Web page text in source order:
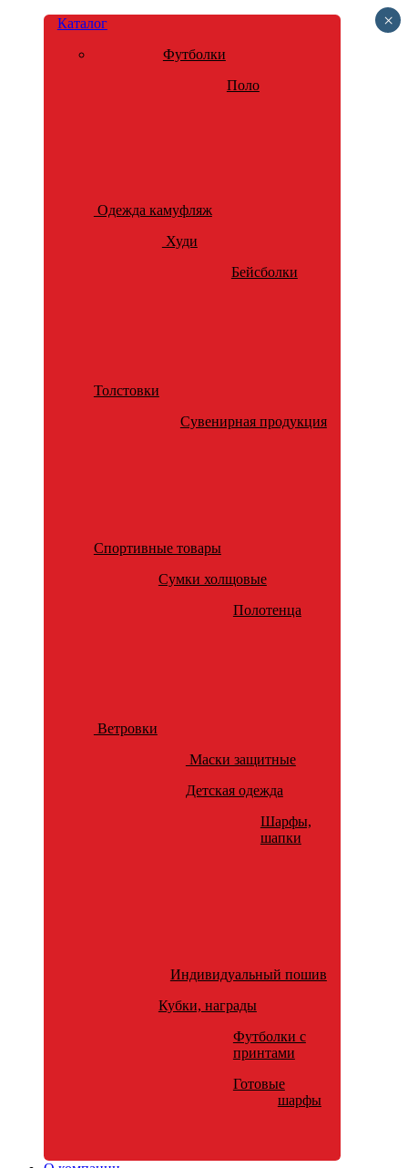
Каталог
Футболки
Поло
Одежда камуфляж
Худи
Бейсболки
Толстовки
Сувенирная продукция
Спортивные товары
Сумки холщовые
Полотенца
Ветровки
Маски защитные
Детская одежда
Шарфы,
шапки
Индивидуальный пошив
Кубки, награды
Футболки с
принтами
Готовые
шарфы
×